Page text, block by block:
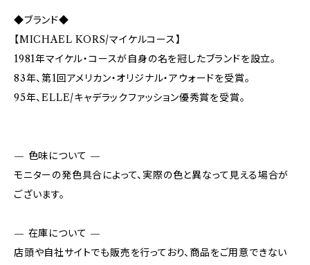
◆ブランド◆
【MICHAEL KORS/マイケルコース】
1981年マイケル・コースが自身の名を冠したブランドを設立。
83年、第1回アメリカン・オリジナル・アウォードを受賞。
95年、ELLE/キャデラックファッション優秀賞を受賞。
— 色味について —
モニターの発色具合によって、実際の色と異なって見える場合が
ございます。
— 在庫について —
店頭や自社サイトでも販売を行っており、商品をご用意できない